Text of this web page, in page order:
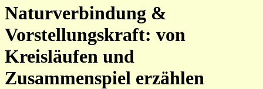
Naturverbindung &
Vorstellungskraft: von
Kreisläufen und
Zusammenspiel erzählen